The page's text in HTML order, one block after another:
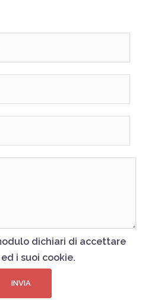
dichiari di accettare
i suoi cookie.